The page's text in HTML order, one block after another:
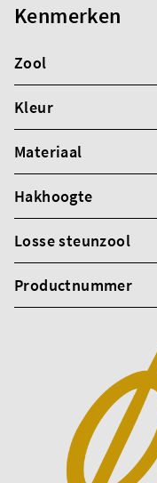
Kenmerken
Zool
Kleur
Materiaal
Hakhoogte
Losse steunzool
Productnummer